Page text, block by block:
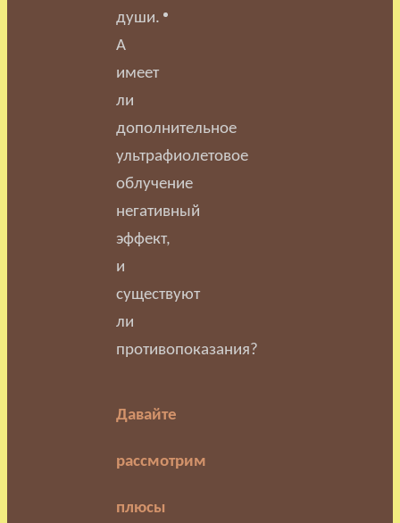
души.
А
имеет
ли
дополнительное
ультрафиолетовое
облучение
негативный
эффект,
и
существуют
ли
противопоказания?
Давайте
рассмотрим
плюсы